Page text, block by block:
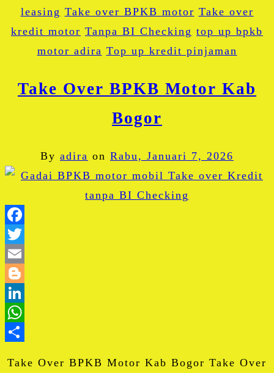
leasing Take over BPKB motor Take over
kredit motor Tanpa BI Checking top up bpkb
motor adira Top up kredit pinjaman
Take Over BPKB Motor Kab
Bogor
By adira on Rabu, Januari 7, 2026
Take Over BPKB Motor Kab Bogor Take Over